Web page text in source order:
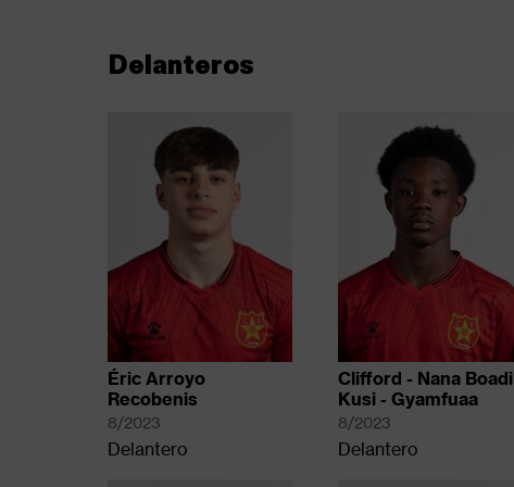
Delanteros
Éric Arroyo
Recobenis
8/2023
Delantero
Clifford - Nana Boadi
Kusi - Gyamfuaa
8/2023
Delantero